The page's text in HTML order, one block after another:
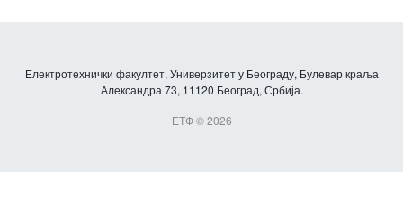
Електротехнички факултет, Универзитет у Београду, Булевар краља
Александра 73, 11120 Београд, Србија.
ЕТФ © 2026